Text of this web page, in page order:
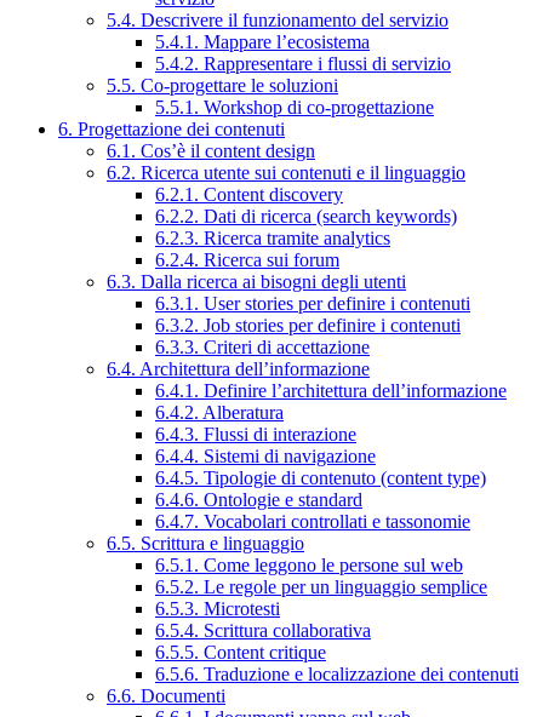
5.4. Descrivere il funzionamento del servizio
5.4.1. Mappare l’ecosistema
5.4.2. Rappresentare i flussi di servizio
5.5. Co-progettare le soluzioni
5.5.1. Workshop di co-progettazione
6. Progettazione dei contenuti
6.1. Cos’è il content design
6.2. Ricerca utente sui contenuti e il linguaggio
6.2.1. Content discovery
6.2.2. Dati di ricerca (search keywords)
6.2.3. Ricerca tramite analytics
6.2.4. Ricerca sui forum
6.3. Dalla ricerca ai bisogni degli utenti
6.3.1. User stories per definire i contenuti
6.3.2. Job stories per definire i contenuti
6.3.3. Criteri di accettazione
6.4. Architettura dell’informazione
6.4.1. Definire l’architettura dell’informazione
6.4.2. Alberatura
6.4.3. Flussi di interazione
6.4.4. Sistemi di navigazione
6.4.5. Tipologie di contenuto (content type)
6.4.6. Ontologie e standard
6.4.7. Vocabolari controllati e tassonomie
6.5. Scrittura e linguaggio
6.5.1. Come leggono le persone sul web
6.5.2. Le regole per un linguaggio semplice
6.5.3. Microtesti
6.5.4. Scrittura collaborativa
6.5.5. Content critique
6.5.6. Traduzione e localizzazione dei contenuti
6.6. Documenti